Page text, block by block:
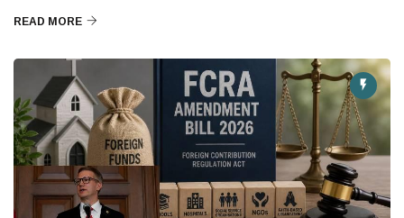
READ MORE